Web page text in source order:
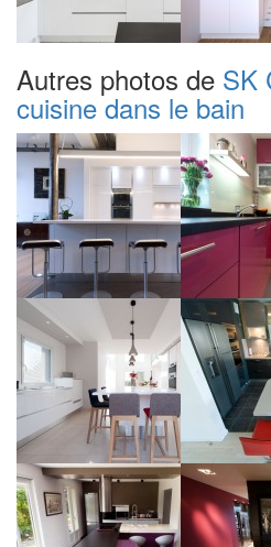
Autres photos de SK
cuisine dans le bain